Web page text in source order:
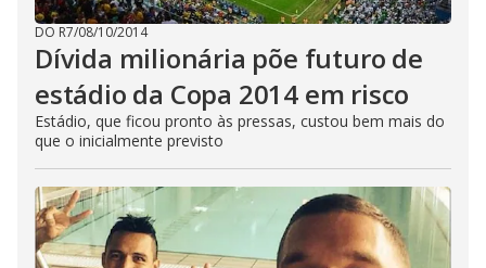
DO R7/08/10/2014
Dívida milionária põe futuro de
estádio da Copa 2014 em risco
Estádio, que ficou pronto às pressas, custou bem mais do
que o inicialmente previsto